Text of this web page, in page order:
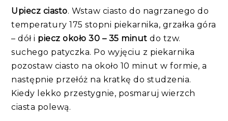
Upiecz ciasto. Wstaw ciasto do nagrzanego do
temperatury 175 stopni piekarnika, grzałka góra
– dół i piecz około 30 – 35 minut do tzw.
suchego patyczka. Po wyjęciu z piekarnika
pozostaw ciasto na około 10 minut w formie, a
następnie przełóż na kratkę do studzenia.
Kiedy lekko przestygnie, posmaruj wierzch
ciasta polewą.